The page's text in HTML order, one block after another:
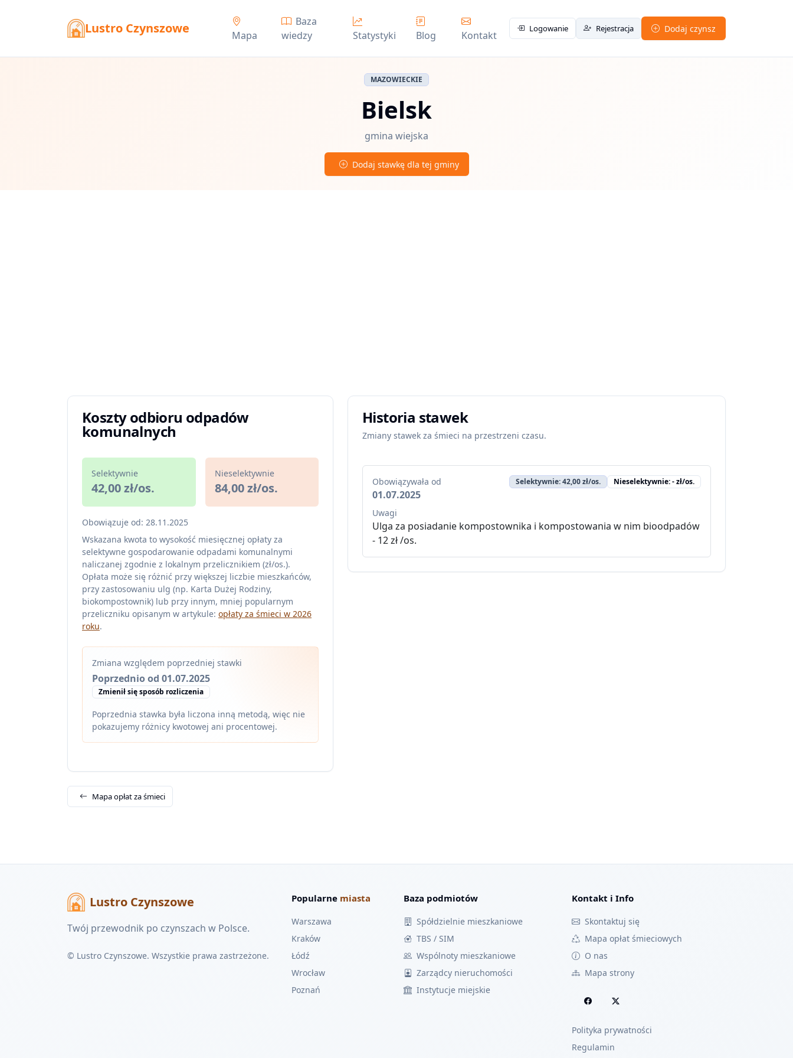
Lustro Czynszowe Mapa
Baza
wiedzy
Statystyki Blog Kontakt
Logowanie Rejestracja Dodaj czynsz
MAZOWIECKIE
Bielsk
gmina wiejska
Dodaj stawkę dla tej gminy
Koszty odbioru odpadów
komunalnych
Selektywnie
42,00 zł/os.
Nieselektywnie
84,00 zł/os.
Obowiązuje od: 28.11.2025
Wskazana kwota to wysokość miesięcznej opłaty za
selektywne gospodarowanie odpadami komunalnymi
naliczanej zgodnie z lokalnym przelicznikiem (zł/os.).
Opłata może się różnić przy większej liczbie mieszkańców,
przy zastosowaniu ulg (np. Karta Dużej Rodziny,
biokompostownik) lub przy innym, mniej popularnym
przeliczniku opisanym w artykule: opłaty za śmieci w 2026
roku.
Zmiana względem poprzedniej stawki
Poprzednio od 01.07.2025
Zmienił się sposób rozliczenia
Poprzednia stawka była liczona inną metodą, więc nie
pokazujemy różnicy kwotowej ani procentowej.
Historia stawek
Zmiany stawek za śmieci na przestrzeni czasu.
Obowiązywała od
01.07.2025
Selektywnie: 42,00 zł/os. Nieselektywnie: - zł/os.
Uwagi
Ulga za posiadanie kompostownika i kompostowania w nim bioodpadów
- 12 zł /os.
Mapa opłat za śmieci
Lustro Czynszowe
Twój przewodnik po czynszach w Polsce.
© Lustro Czynszowe. Wszystkie prawa zastrzeżone.
Popularne miasta
Warszawa
Kraków
Łódź
Wrocław
Poznań
Baza podmiotów
Spółdzielnie mieszkaniowe
TBS / SIM
Wspólnoty mieszkaniowe
Zarządcy nieruchomości
Instytucje miejskie
Kontakt i Info
Skontaktuj się
Mapa opłat śmieciowych
O nas
Mapa strony
Polityka prywatności
Regulamin